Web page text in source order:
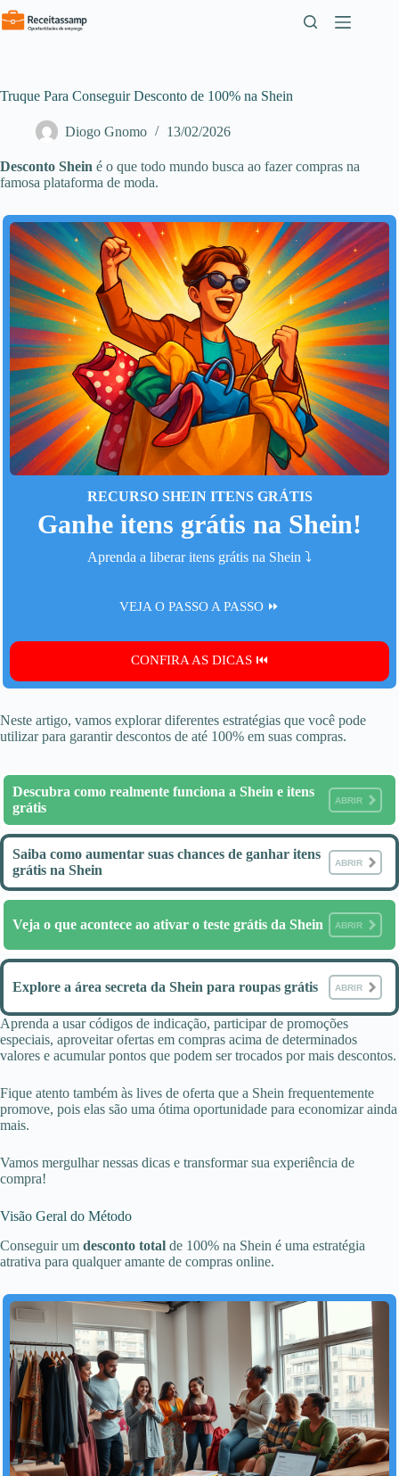
Pular
para
Truque Para Conseguir Desconto de 100% na Shein
Diogo Gnomo 13/02/2026
Desconto Shein é o que todo mundo busca ao fazer compras na
famosa plataforma de moda.
RECURSO SHEIN ITENS GRÁTIS
Ganhe itens grátis na Shein!
Aprenda a liberar itens grátis na Shein ⤵️
VEJA O PASSO A PASSO ⏩
CONFIRA AS DICAS ⏮️
Neste artigo, vamos explorar diferentes estratégias que você pode
utilizar para garantir descontos de até 100% em suas compras.
Descubra como realmente funciona a Shein e itens
grátis
ABRIR
Saiba como aumentar suas chances de ganhar itens
grátis na Shein
ABRIR
Veja o que acontece ao ativar o teste grátis da Shein ABRIR
Explore a área secreta da Shein para roupas grátis ABRIR
Aprenda a usar códigos de indicação, participar de promoções
especiais, aproveitar ofertas em compras acima de determinados
valores e acumular pontos que podem ser trocados por mais descontos.
Fique atento também às lives de oferta que a Shein frequentemente
promove, pois elas são uma ótima oportunidade para economizar ainda
mais.
Vamos mergulhar nessas dicas e transformar sua experiência de
compra!
Visão Geral do Método
Conseguir um desconto total de 100% na Shein é uma estratégia
atrativa para qualquer amante de compras online.